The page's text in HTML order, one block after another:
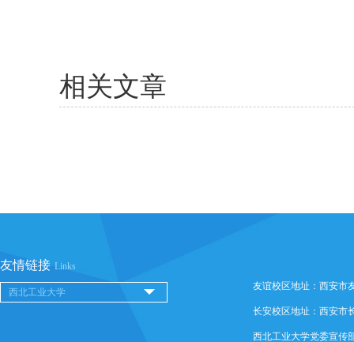
相关文章
友情链接 Links
友谊校区地址：西安市
长安校区地址：西安市
西北工业大学党委宣传